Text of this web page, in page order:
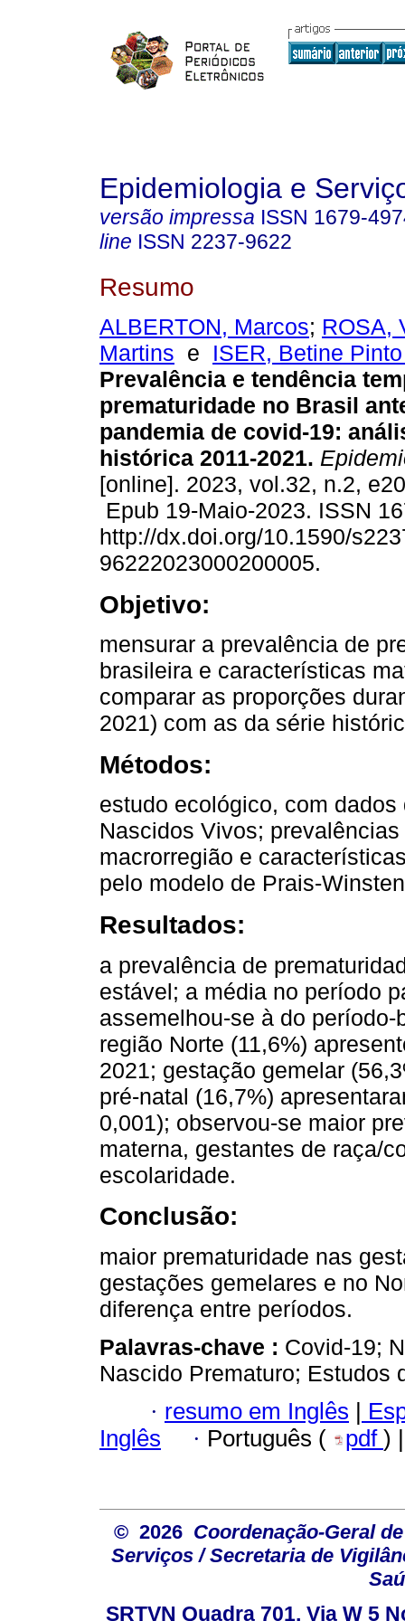
Epidemiologia e
versão impressa ISSN 1679-
line ISSN 2237-9622
Resumo
ALBERTON, Marcos; ROSA,
Martins e ISER, Betine
Prevalência e tendência
prematuridade no Brasil
pandemia de covid-19:
histórica 2011-2021.
[online]. 2023, vol.32, n.2,
Epub 19-Maio-2023. ISSN
http://dx.doi.org/10.1590/
96222023000200005.
Objetivo:
mensurar a prevalência de
brasileira e características
comparar as proporções
2021) com as da série
Métodos:
estudo ecológico, com
Nascidos Vivos;
macrorregião e
pelo modelo de Prais-
Resultados:
a prevalência de
estável; a média no período
assemelhou-se à do período-
região Norte (11,6%)
2021; gestação gemelar
pré-natal (16,7%)
0,001); observou-se maior
materna, gestantes de raça/
escolaridade.
Conclusão:
maior prematuridade nas
gestações gemelares e no
diferença entre períodos.
Palavras-chave : Covid-19;
Nascido Prematuro; Estudos
· resumo em Inglês
Inglês
· Português ( pdf )
© 2026 Coordenação-Geral
Serviços / Secretaria de
SRTVN Quadra 701, Via W 5